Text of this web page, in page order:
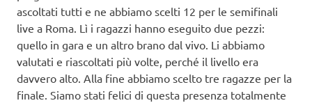
ascoltati tutti e ne abbiamo scelti 12 per le semifinali
live a Roma. Lì i ragazzi hanno eseguito due pezzi:
quello in gara e un altro brano dal vivo. Li abbiamo
valutati e riascoltati più volte, perché il livello era
davvero alto. Alla fine abbiamo scelto tre ragazze per la
finale. Siamo stati felici di questa presenza totalmente